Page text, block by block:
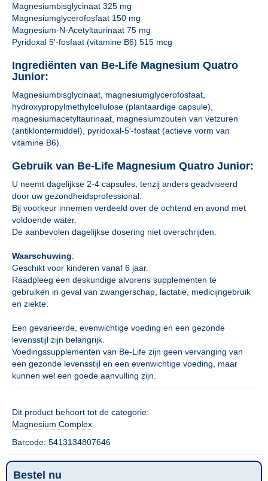
Magnesiumbisglycinaat 325 mg
Magnesiumglycerofosfaat 150 mg
Magnesium-N-Acetyltaurinaat 75 mg
Pyridoxal 5'-fosfaat (vitamine B6) 515 mcg
Ingrediënten van Be-Life Magnesium Quatro
Junior:
Magnesiumbisglycinaat, magnesiumglycerofosfaat,
hydroxypropylmethylcellulose (plantaardige capsule),
magnesiumacetyltaurinaat, magnesiumzouten van vetzuren
(antiklontermiddel), pyridoxal-5'-fosfaat (actieve vorm van
vitamine B6).
Gebruik van Be-Life Magnesium Quatro Junior:
U neemt dagelijkse 2-4 capsules, tenzij anders geadviseerd
door uw gezondheidsprofessional.
Bij voorkeur innemen verdeeld over de ochtend en avond met
voldoende water.
De aanbevolen dagelijkse dosering niet overschrijden.
Waarschuwing:
Geschikt voor kinderen vanaf 6 jaar.
Raadpleeg een deskundige alvorens supplementen te
gebruiken in geval van zwangerschap, lactatie, medicijngebruik
en ziekte.
Een gevarieerde, evenwichtige voeding en een gezonde
levensstijl zijn belangrijk.
Voedingssupplementen van Be-Life zijn geen vervanging van
een gezonde levensstijl en een evenwichtige voeding, maar
kunnen wel een goede aanvulling zijn.
Dit product behoort tot de categorie:
Magnesium Complex
Barcode: 5413134807646
Bestel nu